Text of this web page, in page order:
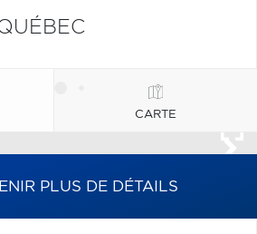
CARTE
PLUS DE DÉTAILS